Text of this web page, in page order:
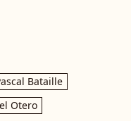
Bataille
Otero